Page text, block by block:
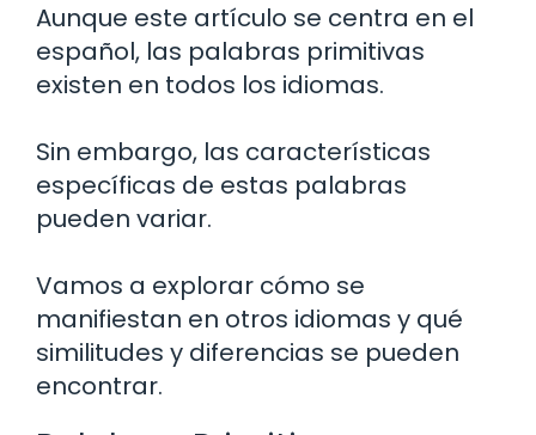
Aunque este artículo se centra en el
español, las palabras primitivas
existen en todos los idiomas.
Sin embargo, las características
específicas de estas palabras
pueden variar.
Vamos a explorar cómo se
manifiestan en otros idiomas y qué
similitudes y diferencias se pueden
encontrar.